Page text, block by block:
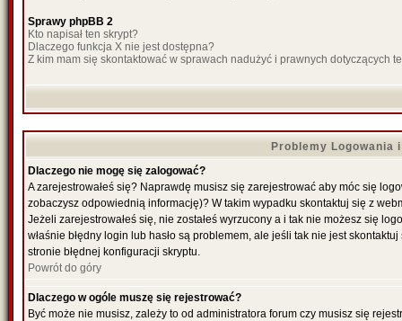
Sprawy phpBB 2
Kto napisał ten skrypt?
Dlaczego funkcja X nie jest dostępna?
Z kim mam się skontaktować w sprawach nadużyć i prawnych dotyczących
Problemy Logowania
Dlaczego nie mogę się zalogować?
A zarejestrowałeś się? Naprawdę musisz się zarejestrować aby móc się
zobaczysz odpowiednią informację)? W takim wypadku skontaktuj się z
Jeżeli zarejestrowałeś się, nie zostałeś wyrzucony a i tak nie możesz się
właśnie błędny login lub hasło są problemem, ale jeśli tak nie jest
stronie błędnej konfiguracji skryptu.
Powrót do góry
Dlaczego w ogóle muszę się rejestrować?
Być może nie musisz, zależy to od administratora forum czy musisz się